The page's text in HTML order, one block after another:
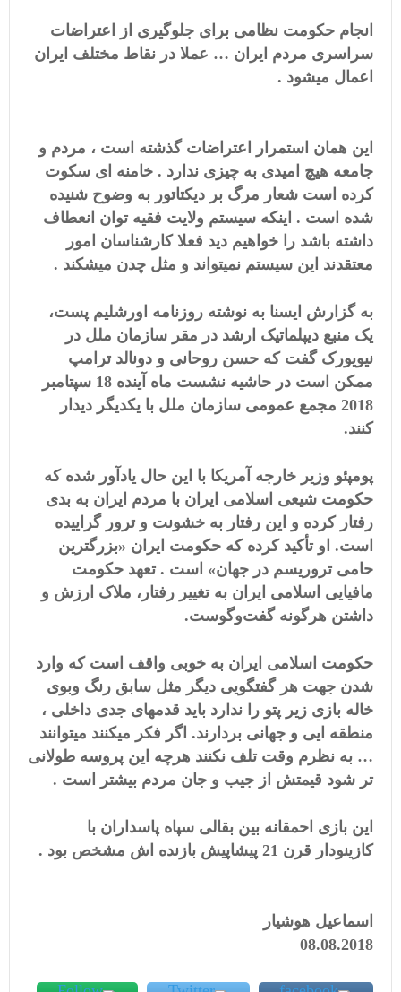
انجام حکومت نظامی برای جلوگیری از اعتراضات
سراسری مردم ایران … عملا در نقاط مختلف ایران
اعمال میشود .
این همان استمرار اعتراضات گذشته است ، مردم و
جامعه هیچ امیدی به چیزی ندارد . خامنه ای سکوت
کرده است شعار مرگ بر دیکتاتور به وضوح شنیده
شده است . اینکه سیستم ولایت فقیه توان انعطاف
داشته باشد را خواهیم دید فعلا کارشناسان امور
معتقدند این سیستم نمیتواند و مثل چدن میشکند .
به گزارش ایسنا به نوشته روزنامه اورشلیم پست،
یک منبع دیپلماتیک ارشد در مقر سازمان ملل در
نیویورک گفت که حسن روحانی و دونالد ترامپ
ممکن است در حاشیه نشست ماه آینده 18 سپتامبر
2018 مجمع عمومی سازمان ملل با یکدیگر دیدار
کنند.
پومپئو وزیر خارجه آمریکا با این حال یادآور شده که
حکومت شیعی اسلامی ایران با مردم ایران به بدی
رفتار کرده و این رفتار به خشونت و ترور گراییده
است. او تأکید کرده که حکومت ایران «بزرگترین
حامی تروریسم در جهان» است . تعهد حکومت
مافیایی اسلامی ایران به تغییر رفتار، ملاک ارزش و
داشتن هرگونه گفت‌وگوست.
حکومت اسلامی ایران به خوبی واقف است که وارد
شدن جهت هر گفتگویی دیگر مثل سابق رنگ وبوی
خاله بازی زیر پتو را ندارد باید قدمهای جدی داخلی ،
منطقه ایی و جهانی بردارند. اگر فکر میکنند میتوانند
… به نظرم وقت تلف نکنند هرچه این پروسه طولانی
تر شود قیمتش از جیب و جان مردم بیشتر است .
این بازی احمقانه بین بقالی سپاه پاسداران با
کازینودار قرن 21 پیشاپیش بازنده اش مشخص بود .
اسماعیل هوشیار
08.08.2018